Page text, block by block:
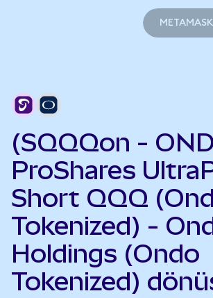
(SQQQon -
ProShares
Short QQQ
Tokenized) -
Holdings (Ondo
Tokenized)